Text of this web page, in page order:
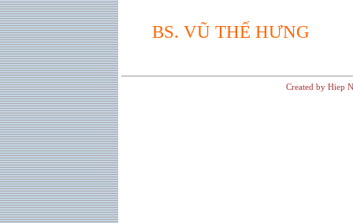
BS. VŨ THẾ HƯNG
Created by Hiep